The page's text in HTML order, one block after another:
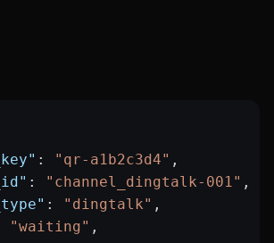
: "qr-a1b2c3d4" ,
: "channel_dingtalk-001" ,
: "dingtalk" ,
"waiting" ,